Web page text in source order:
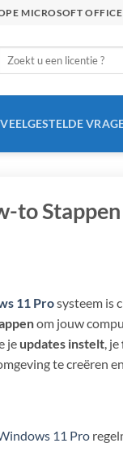
MICROSOFT
Zoeken
VEELGESTELDE
to
11 Prosysteem is
om jouw
je updates instelt, je
te creëren
11 Pro